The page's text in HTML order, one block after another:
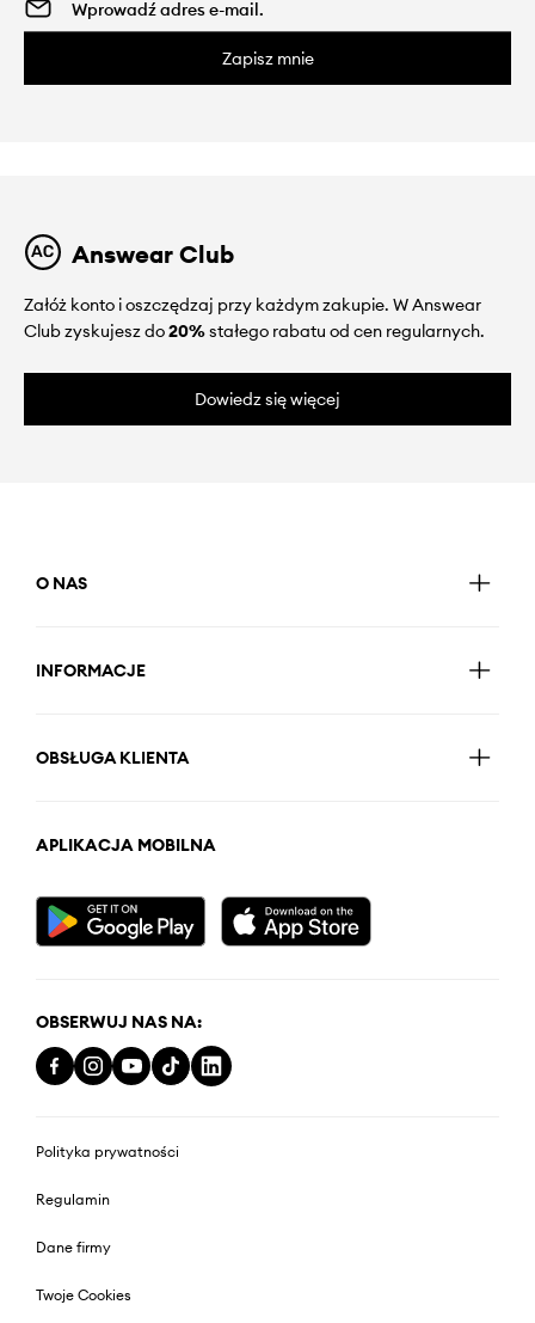
Zapisz mnie
Answear Club
Załóż konto i oszczędzaj przy każdym zakupie. W Answear
Club zyskujesz do20%stałego rabatu od cen regularnych.
Dowiedz się więcej
O NAS
INFORMACJE
OBSŁUGA KLIENTA
APLIKACJA MOBILNA
OBSERWUJ NAS NA:
Polityka prywatności
Regulamin
Dane firmy
Twoje Cookies